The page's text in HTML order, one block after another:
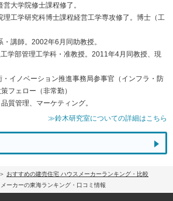
大学院修士課程修了。
工学研究科博士課程経営工学専攻修了。博士（工
講師。2002年6月同助教授。
学部管理工学科・准教授。2011年4月同教授、現
イノベーション推進事務局参事官（インフラ・防
フェロー（非常勤）
質管理、マーケティング。
≫鈴木研究室についての詳細はこちら
おすすめの建売住宅 ハウスメーカーランキング・比較
ーカーの東海ランキング・口コミ情報